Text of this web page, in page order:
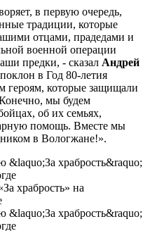
в первую очередь,
традиции, которые
отцами, прадедами и
военной операции
предки, - сказал Андрей
в Год 80-летия
которые защищали
мы будем
об их семьях,
помощь. Вместе мы
в Вологжане!».
храбрость» на